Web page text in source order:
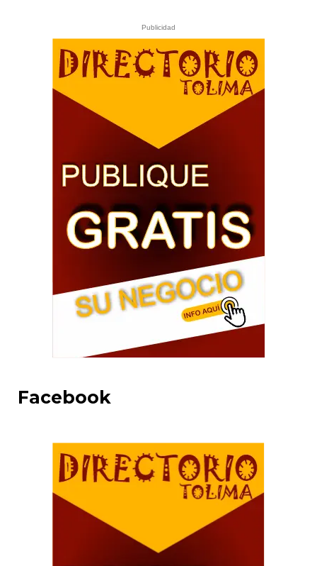
Publicidad
Facebook